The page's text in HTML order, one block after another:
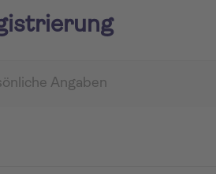
Angaben